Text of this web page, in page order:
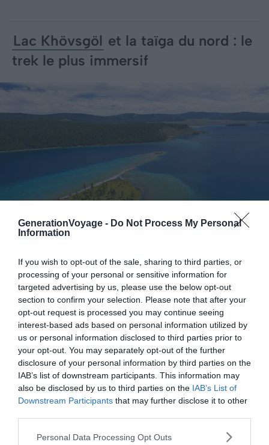
GenerationVoyage - Do Not Process My Personal
Information
If you wish to opt-out of the sale, sharing to third parties, or
processing of your personal or sensitive information for
targeted advertising by us, please use the below opt-out
section to confirm your selection. Please note that after your
opt-out request is processed you may continue seeing
interest-based ads based on personal information utilized by
us or personal information disclosed to third parties prior to
your opt-out. You may separately opt-out of the further
disclosure of your personal information by third parties on the
IAB’s list of downstream participants. This information may
also be disclosed by us to third parties on the IAB’s List of
Downstream Participants that may further disclose it to other
Personal Data Processing Opt Outs
Lac Khövsgöl et la taïga du nord : le
trek le plus immersif
Shutterstock – Pecold
Le lac Khövsgöl s’étend sur 136 km de long. Il concentre
environ 2 % des réserves mondiales d’eau douce non
congelée, ce qui en fait l’un des lacs les plus importants
par volume à l’échelle planétaire. Les forêts de mélèzes
et de pins qui l’entourent rappellent davantage la Sibérie
que la steppe mongole. Des randonnées à la journée
permettent de gagner les hauteurs pour des vues sur
l’étendue d’eau. Mais c’est le trek de plusieurs jours le
long de la rive ouest qui offre la meilleure expérience.La
rive ouest est nettement plus sauvage et moins